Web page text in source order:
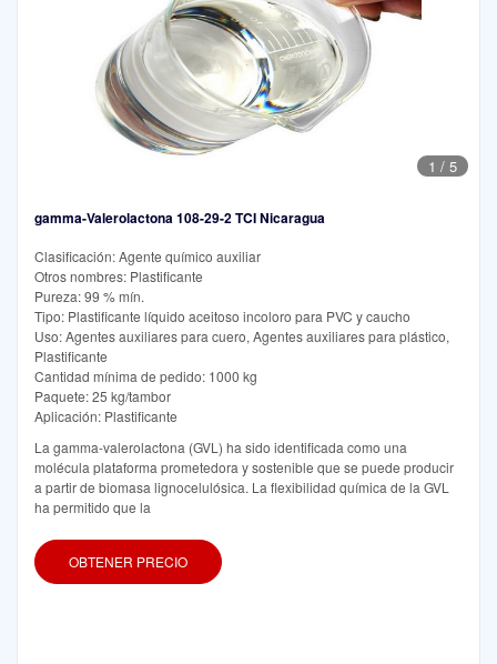
1 / 5
gamma-Valerolactona 108-29-2 TCI Nicaragua
Clasificación: Agente químico auxiliar
Otros nombres: Plastificante
Pureza: 99 % mín.
Tipo: Plastificante líquido aceitoso incoloro para PVC y caucho
Uso: Agentes auxiliares para cuero, Agentes auxiliares para plástico,
Plastificante
Cantidad mínima de pedido: 1000 kg
Paquete: 25 kg/tambor
Aplicación: Plastificante
La gamma-valerolactona (GVL) ha sido identificada como una
molécula plataforma prometedora y sostenible que se puede producir
a partir de biomasa lignocelulósica. La flexibilidad química de la GVL
ha permitido que la
OBTENER PRECIO